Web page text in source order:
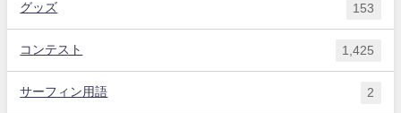
グッズ 153
コンテスト 1,425
サーフィン用語 2